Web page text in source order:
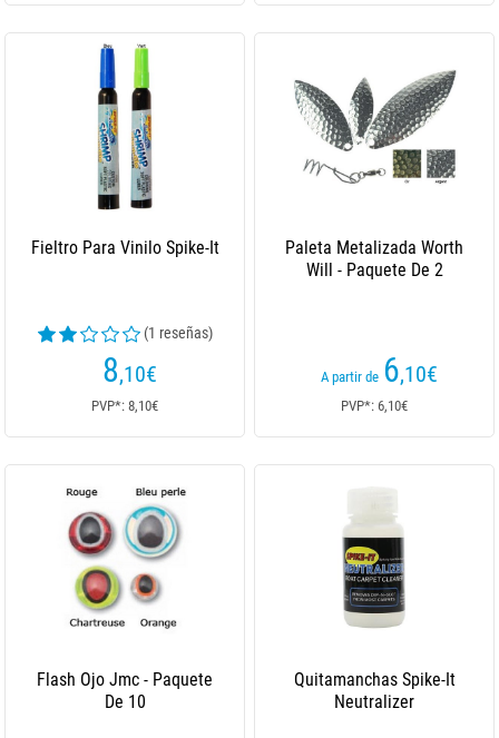
Fieltro Para Vinilo Spike-It
(1 reseñas)
8,10€
PVP*: 8,10€
Paleta Metalizada Worth
Will - Paquete De 2
A partir de 6,10€
PVP*: 6,10€
Flash Ojo Jmc - Paquete
De 10
Quitamanchas Spike-It
Neutralizer